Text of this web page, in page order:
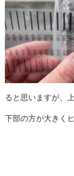
ると思いますが、
下部の方が大きく